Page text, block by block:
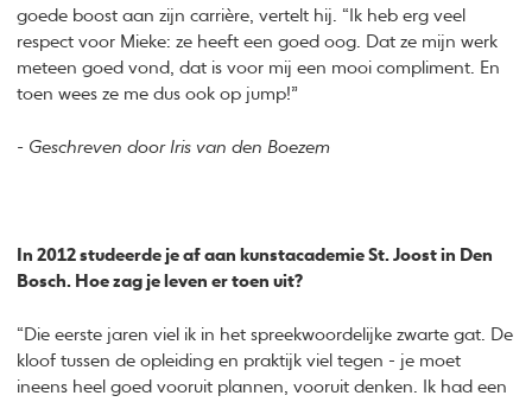
goede boost aan zijn carrière, vertelt hij. “Ik heb erg veel
respect voor Mieke: ze heeft een goed oog. Dat ze mijn werk
meteen goed vond, dat is voor mij een mooi compliment. En
toen wees ze me dus ook op jump!”
- Geschreven door Iris van den Boezem
In 2012 studeerde je af aan kunstacademie St. Joost in Den
Bosch. Hoe zag je leven er toen uit?
“Die eerste jaren viel ik in het spreekwoordelijke zwarte gat. De
kloof tussen de opleiding en praktijk viel tegen - je moet
ineens heel goed vooruit plannen, vooruit denken. Ik had een